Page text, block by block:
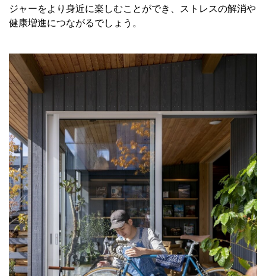
ジャーをより身近に楽しむことができ、ストレスの解消や
健康増進につながるでしょう。